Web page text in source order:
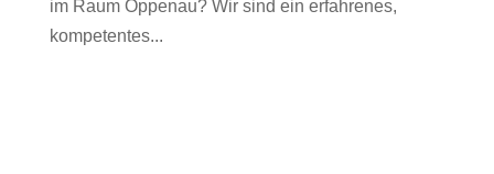
im Raum Oppenau? Wir sind ein erfahrenes,
kompetentes...